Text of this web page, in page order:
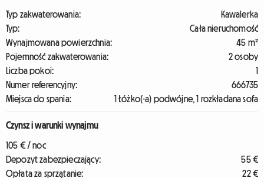
Typ zakwaterowania:
Kawalerka
Typ:
Cała nieruchomość
Wynajmowana powierzchnia:
45 m²
Pojemność zakwaterowania:
2 osoby
Liczba pokoi:
1
Numer referencyjny:
666735
Miejsca do spania:
1 Łóżko(-a) podwójne, 1 rozkładana sofa
Czynsz i warunki wynajmu
105 € / noc
Depozyt zabezpieczający:
55 €
Opłata za sprzątanie:
22 €